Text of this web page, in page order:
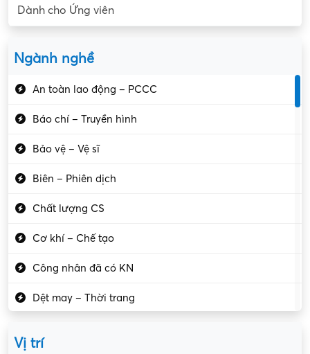
Dành cho Ứng viên
Ngành nghề
An toàn lao động – PCCC
Báo chí – Truyền hình
Bảo vệ – Vệ sĩ
Biên – Phiên dịch
Chất lượng CS
Cơ khí – Chế tạo
Công nhân đã có KN
Dệt may – Thời trang
Vị trí